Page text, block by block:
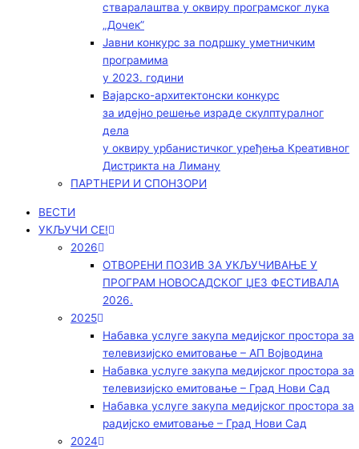
стваралаштва у оквиру програмског лука
„Дочек”
Јавни конкурс за подршку уметничким
програмима
у 2023. години
Вајарско-архитектонски конкурс
за идејно решење израде скулптуралног
дела
у оквиру урбанистичког уређења Креативног
Дистрикта на Лиману
ПАРТНЕРИ И СПОНЗОРИ
ВЕСТИ
УКЉУЧИ СЕ!
2026
ОТВОРЕНИ ПОЗИВ ЗА УКЉУЧИВАЊЕ У
ПРОГРАМ НОВОСАДСКОГ ЏЕЗ ФЕСТИВАЛА
2026.
2025
Набавка услуге закупа медијског простора за
телевизијско емитовање – АП Војводинa
Набавка услуге закупа медијског простора за
телевизијско емитовање – Град Нови Сад
Набавка услуге закупа медијског простора за
радијско емитовање – Град Нови Сад
2024